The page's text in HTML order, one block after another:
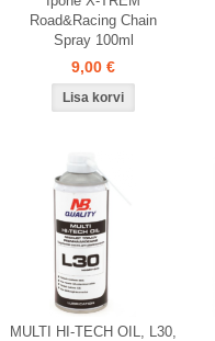
Road&Racing Chain
Spray 100ml
9,00 €
MULTI HI-TECH OIL, L30,